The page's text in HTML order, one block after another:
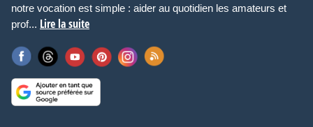
notre vocation est simple : aider au quotidien les amateurs et
prof... Lire la suite